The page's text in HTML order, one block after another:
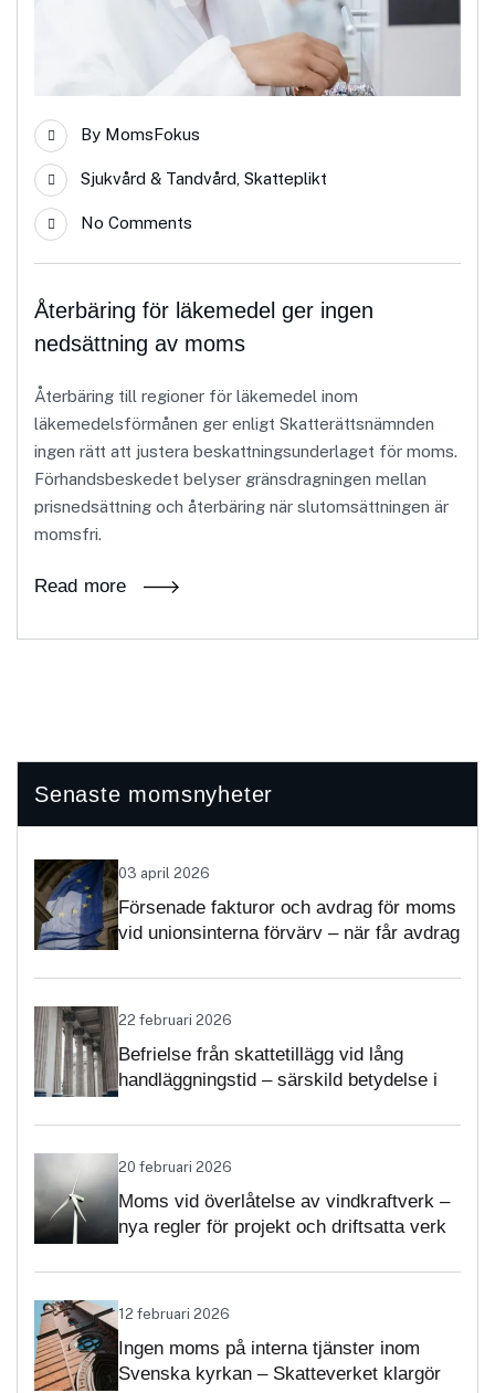
By MomsFokus
Sjukvård & Tandvård, Skatteplikt
No Comments
Återbäring för läkemedel ger ingen
nedsättning av moms
Återbäring till regioner för läkemedel inom
läkemedelsförmånen ger enligt Skatterättsnämnden
ingen rätt att justera beskattningsunderlaget för moms.
Förhandsbeskedet belyser gränsdragningen mellan
prisnedsättning och återbäring när slutomsättningen är
momsfri.
Read more
Senaste momsnyheter
03 april 2026
Försenade fakturor och avdrag för moms
vid unionsinterna förvärv – när får avdrag
22 februari 2026
Befrielse från skattetillägg vid lång
handläggningstid – särskild betydelse i
20 februari 2026
Moms vid överlåtelse av vindkraftverk –
nya regler för projekt och driftsatta verk
12 februari 2026
Ingen moms på interna tjänster inom
Svenska kyrkan – Skatteverket klargör